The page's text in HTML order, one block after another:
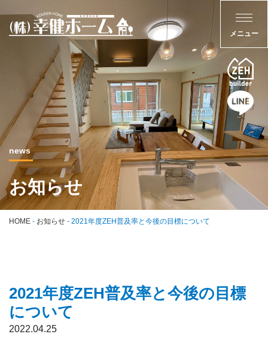
news
お知らせ
HOME - お知らせ - 2021年度ZEH普及率と今後の目標について
2021年度ZEH普及率と今後の目標
について
2022.04.25